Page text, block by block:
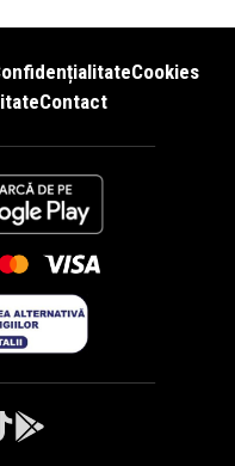
Cookies
Contact